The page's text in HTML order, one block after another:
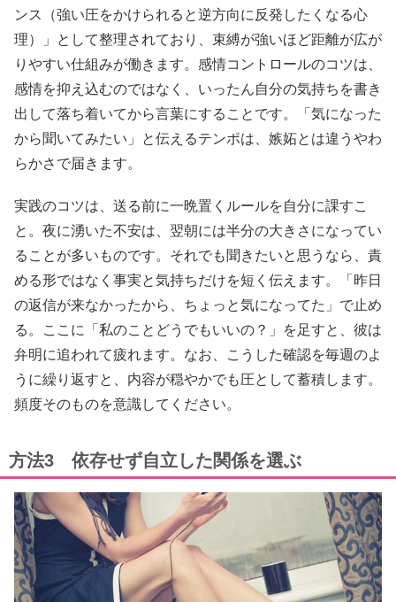
ンス（強い圧をかけられると逆方向に反発したくなる心
理）」として整理されており、束縛が強いほど距離が広が
りやすい仕組みが働きます。感情コントロールのコツは、
感情を抑え込むのではなく、いったん自分の気持ちを書き
出して落ち着いてから言葉にすることです。「気になった
から聞いてみたい」と伝えるテンポは、嫉妬とは違うやわ
らかさで届きます。
実践のコツは、送る前に一晩置くルールを自分に課すこ
と。夜に湧いた不安は、翌朝には半分の大きさになってい
ることが多いものです。それでも聞きたいと思うなら、責
める形ではなく事実と気持ちだけを短く伝えます。「昨日
の返信が来なかったから、ちょっと気になってた」で止め
る。ここに「私のことどうでもいいの？」を足すと、彼は
弁明に追われて疲れます。なお、こうした確認を毎週のよ
うに繰り返すと、内容が穏やかでも圧として蓄積します。
頻度そのものを意識してください。
方法3 依存せず自立した関係を選ぶ